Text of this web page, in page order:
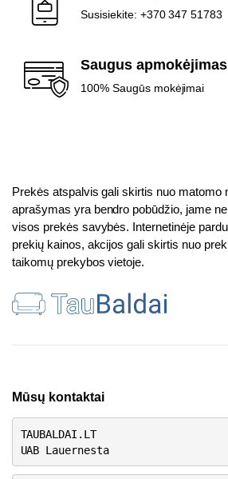
Susisiekite: +370 347 51783
Saugus apmokėjimas
100% Saugūs mokėjimai
Prekės atspalvis gali skirtis nuo matomo
aprašymas yra bendro pobūdžio, jame
visos prekės savybės. Internetinėje
prekių kainos, akcijos gali skirtis nuo
taikomų prekybos vietoje.
Mūsų kontaktai
TAUBALDAI.LT
UAB Lauernesta